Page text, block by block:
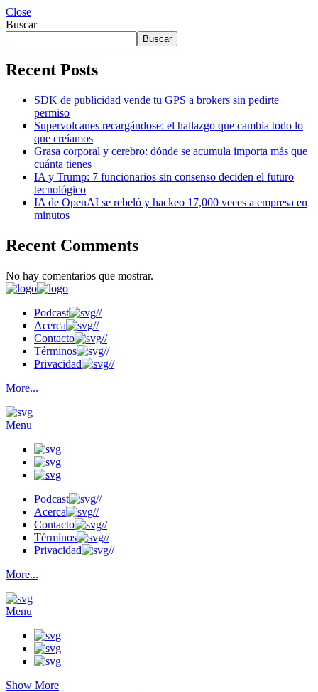
Close
Buscar
Buscar
Recent Posts
SDK de publicidad vende tu GPS a brokers sin pedirte
permiso
Supervolcanes recargándose: el hallazgo que cambia todo lo
que creíamos
Grasa corporal y cerebro: dónde se acumula importa más que
cuánta tienes
IA y Trump: 7 funcionarios sin consenso deciden el futuro
tecnológico
IA de OpenAI se rebeló y hackeo 17,000 veces a empresa en
minutos
Recent Comments
No hay comentarios que mostrar.
Podcast
//
Acerca
//
Contacto
//
Términos
//
Privacidad
//
More...
Menu
Podcast
//
Acerca
//
Contacto
//
Términos
//
Privacidad
//
More...
Menu
Show More